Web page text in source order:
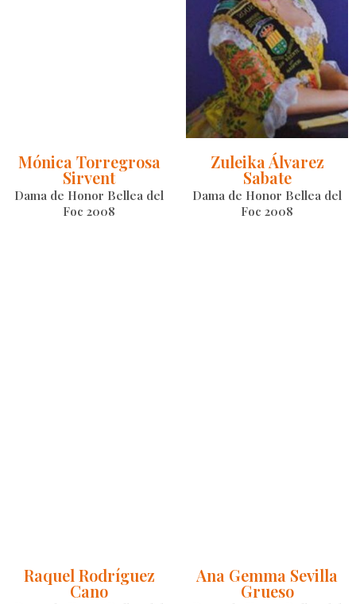
Mónica Torregrosa
Sirvent
Dama de Honor Bellea del
Foc 2008
Zuleika Álvarez
Sabate
Dama de Honor Bellea del
Foc 2008
Raquel Rodríguez
Cano
Ana Gemma Sevilla
Grueso